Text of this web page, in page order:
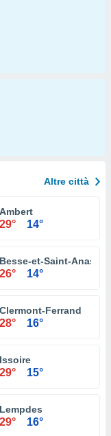
Altre città
Ambert
29° 14°
Besse-et-Saint-
26° 14°
Clermont-Ferrand
28° 16°
Issoire
29° 15°
Lempdes
29° 16°